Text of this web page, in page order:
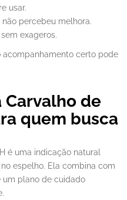
usar.
percebeu melhora.
exageros.
acompanhamento certo pode
Carvalho de
quem busca
é uma indicação natural
espelho. Ela combina com
um plano de cuidado